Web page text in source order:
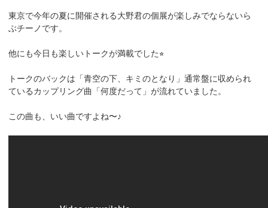
東京で今年の夏に開催される大野君の個展が楽しみでならないら
ぶチーノです。
他にも今日も楽しいトークが満載でした⭐︎
トークのバックは「青空の下、キミのとなり」通常盤に収められ
ているカップリング曲「何度だって」が流れていました。
この曲も、いい曲ですよね〜♪